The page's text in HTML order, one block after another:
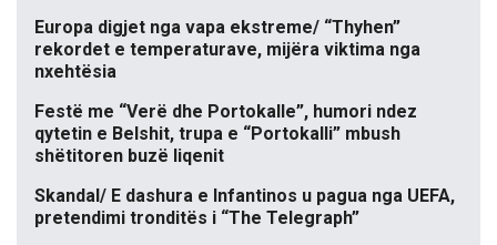
Europa digjet nga vapa ekstreme/ “Thyhen”
rekordet e temperaturave, mijëra viktima nga
nxehtësia
Festë me “Verë dhe Portokalle”, humori ndez
qytetin e Belshit, trupa e “Portokalli” mbush
shëtitoren buzë liqenit
Skandal/ E dashura e Infantinos u pagua nga UEFA,
pretendimi tronditës i “The Telegraph”